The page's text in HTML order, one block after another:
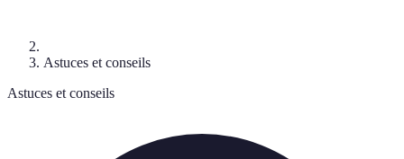
Astuces et conseils
Astuces et conseils